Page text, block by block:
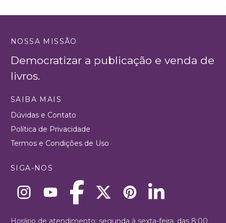
NOSSA MISSÃO
Democratizar a publicação e venda de
livros.
SAIBA MAIS
Dúvidas e Contato
Política de Privacidade
Termos e Condições de Uso
SIGA-NOS
Horário de atendimento: segunda à sexta-feira, das 8:00